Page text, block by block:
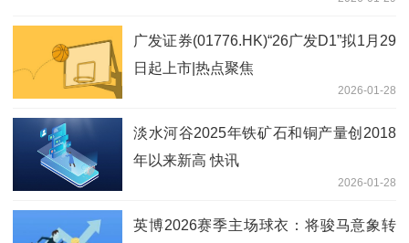
广发证券(01776.HK)“26广发D1”拟1月29
日起上市|热点聚焦
2026-01-28
淡水河谷2025年铁矿石和铜产量创2018
年以来新高 快讯
2026-01-28
英博2026赛季主场球衣：将骏马意象转